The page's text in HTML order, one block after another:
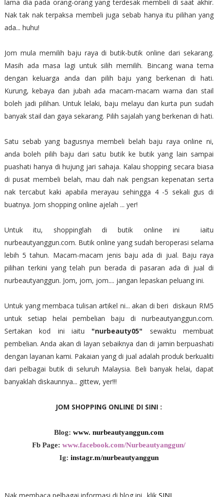
lama dia pada orang-orang yang terdesak membeli di saat akhir.
Nak tak nak terpaksa membeli juga sebab hanya itu pilihan yang
ada... huhu!
Jom mula memilih baju raya di butik-butik online dari sekarang.
Masih ada masa lagi untuk silih memilih. Bincang wana tema
dengan keluarga anda dan pilih baju yang berkenan di hati.
Kurung, kebaya dan jubah ada macam-macam warna dan stail
boleh jadi pilihan. Untuk lelaki, baju melayu dan kurta pun sudah
banyak stail dan gaya sekarang. Pilih sajalah yang berkenan di hati.
Satu sebab yang bagusnya membeli belah baju raya online ni,
anda boleh pilih baju dari satu butik ke butik yang lain sampai
puashati hanya di hujung jari sahaja. Kalau shopping secara biasa
di pusat membeli belah, mau dah nak pengsan kepenatan serta
nak tercabut kaki apabila merayau sehingga 4 -5 sekali gus di
buatnya. Jom shopping online ajelah ... yer!
Untuk itu, shoppinglah di butik online ini iaitu
nurbeautyanggun.com. Butik online yang sudah beroperasi selama
lebih 5 tahun. Macam-macam jenis baju ada di jual. Baju raya
pilihan terkini yang telah pun berada di pasaran ada di jual di
nurbeautyanggun. Jom, jom, jom.... jangan lepaskan peluang ini.
Untuk yang membaca tulisan artikel ni... akan di beri diskaun RM5
untuk setiap helai pembelian baju di nurbeautyanggun.com.
Sertakan kod ini iaitu "nurbeauty05" sewaktu membuat
pembelian. Anda akan di layan sebaiknya dan di jamin berpuashati
dengan layanan kami. Pakaian yang di jual adalah produk berkualiti
dari pelbagai butik di seluruh Malaysia. Beli banyak helai, dapat
banyaklah diskaunnya... gittew, yer!!!
JOM SHOPPING ONLINE DI SINI :
Blog: www. nurbeautyanggun.com
Fb Page:www.facebook.com/Nurbeautyanggun/
Ig: instagr.m/nurbeautyanggun